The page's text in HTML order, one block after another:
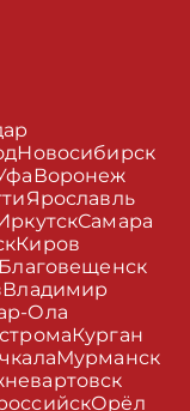
Новосибирск
Воронеж
Ярославль
Самара
Киров
Благовещенск
Владимир
Ола
Курган
Мурманск
Орёл